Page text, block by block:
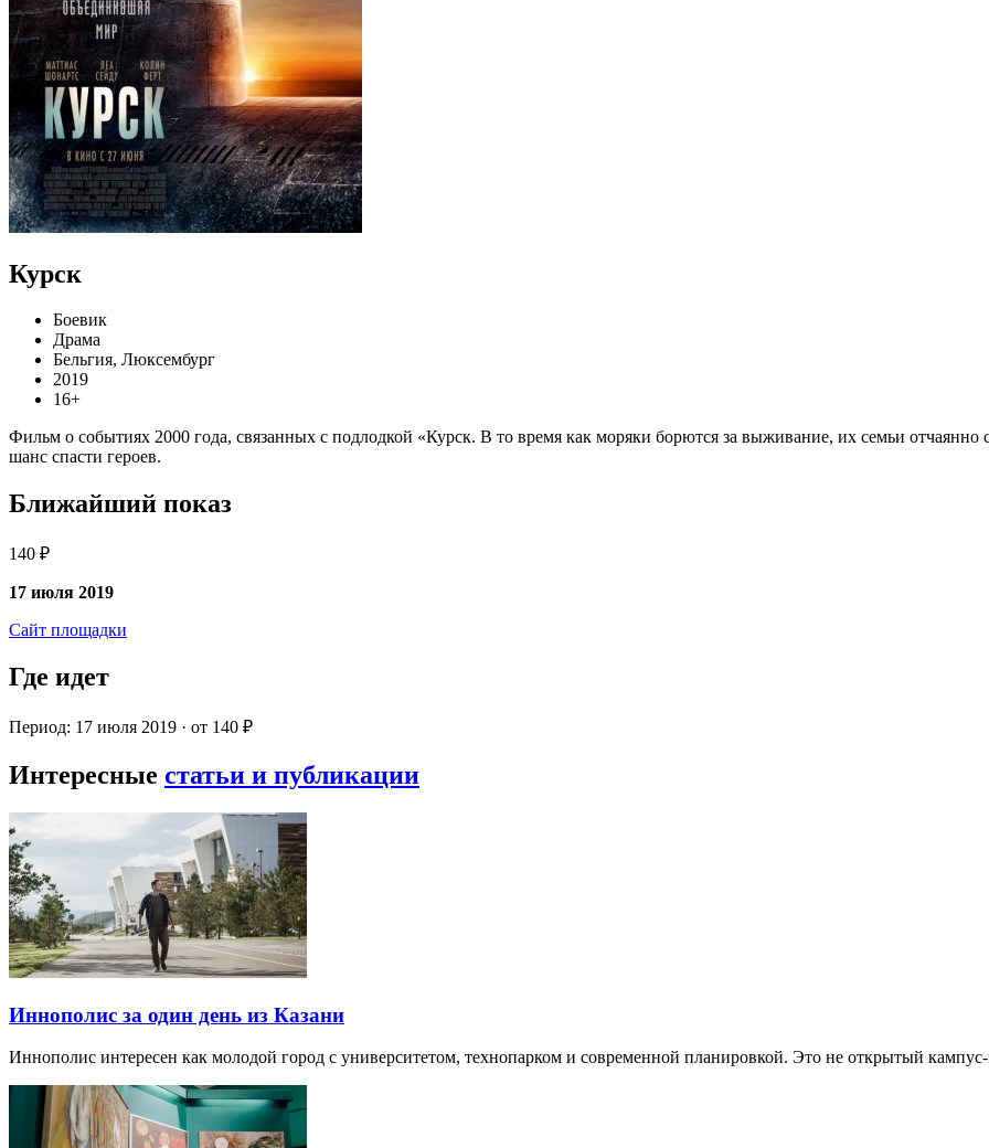
Курск
Боевик
Драма
Бельгия, Люксембург
2019
16+
Фильм о событиях 2000 года, связанных с подлодкой «Курск. В то время как моряки борются за выживание, их семьи отчаянно
шанс спасти героев.
Ближайший показ
140 ₽
17 июля 2019
Сайт площадки
Где идет
Период: 17 июля 2019 · от 140 ₽
Интересные статьи и публикации
Иннополис за один день из Казани
Иннополис интересен как молодой город с университетом, технопарком и современной планировкой. Это не открытый